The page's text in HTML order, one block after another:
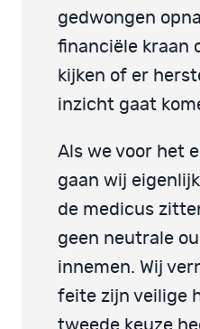
gedwongen
financiële kraan
kijken of er
inzicht gaat
Als we voor het
gaan wij
de medicus
geen neutrale
innemen. Wij
feite zijn veilige